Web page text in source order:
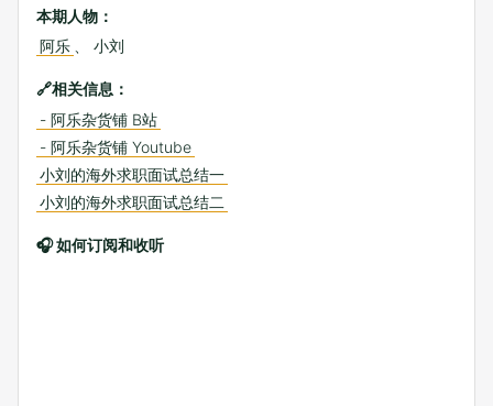
本期人物：
阿乐 、 小刘
🔗相关信息：
- 阿乐杂货铺 B站
- 阿乐杂货铺 Youtube
小刘的海外求职面试总结一
小刘的海外求职面试总结二
🎧 如何订阅和收听